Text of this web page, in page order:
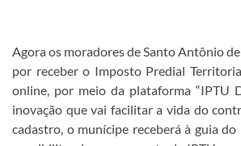
Agora os moradores de Santo Antônio
por receber o Imposto Predial
online, por meio da plataforma “IPTU
inovação que vai facilitar a vida do
cadastro, o munícipe receberá à guia